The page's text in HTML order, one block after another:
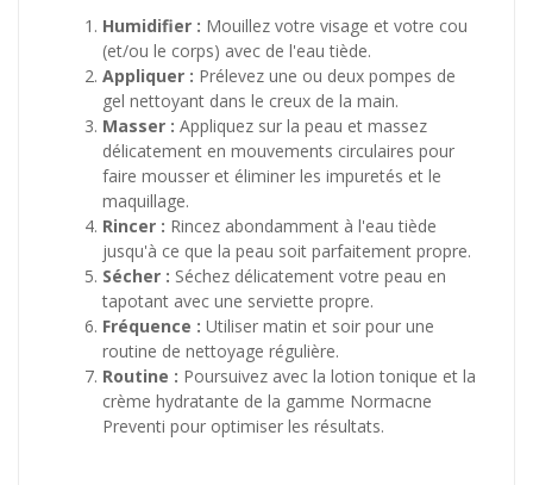
Humidifier : Mouillez votre visage et votre cou
(et/ou le corps) avec de l'eau tiède.
Appliquer : Prélevez une ou deux pompes de
gel nettoyant dans le creux de la main.
Masser : Appliquez sur la peau et massez
délicatement en mouvements circulaires pour
faire mousser et éliminer les impuretés et le
maquillage.
Rincer : Rincez abondamment à l'eau tiède
jusqu'à ce que la peau soit parfaitement propre.
Sécher : Séchez délicatement votre peau en
tapotant avec une serviette propre.
Fréquence : Utiliser matin et soir pour une
routine de nettoyage régulière.
Routine : Poursuivez avec la lotion tonique et la
crème hydratante de la gamme Normacne
Preventi pour optimiser les résultats.